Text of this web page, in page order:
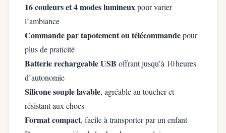
16 couleurs et 4 modes lumineuxpour varier
l’ambiance
Commande par tapotement ou télécommandepour
plus de praticité
Batterie rechargeable USB offrant jusqu’à 10 heures
d’autonomie
Silicone souple lavable, agréable au toucher et
résistant aux chocs
Format compact, facile à transporter par un enfant